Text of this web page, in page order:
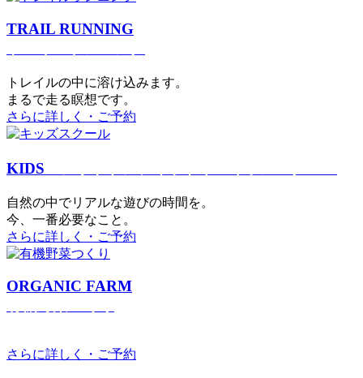
TRAIL RUNNING
トレイルの中に溶け込みます。
まるで⾛る瞑想です。
さらに詳しく・ご予約
KIDS
⾃然の中でリアルな遊びの時間を。
今、⼀番必要なこと。
さらに詳しく・ご予約
ORGANIC FARM
さらに詳しく・ご予約